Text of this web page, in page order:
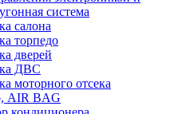
система
салона
торпедо
дверей
ДВС
моторного отсека
AIR BAG